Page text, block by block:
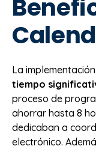
La
tiempo
proceso de
ahorrar hasta 8
dedicaban a
electrónico.